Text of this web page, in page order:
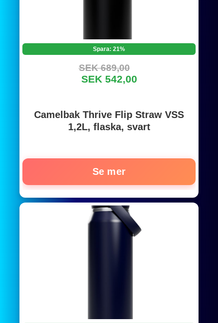
Spara: 21%
SEK 689,00
SEK 542,00
Camelbak Thrive Flip Straw VSS
1,2L, flaska, svart
Se mer